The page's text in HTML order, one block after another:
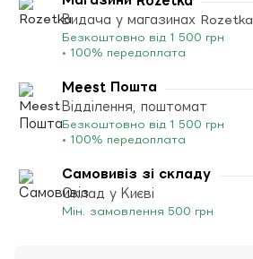
Видача у магазинах Rozetka
Безкоштовно від 1 500 грн
• 100% передоплата
Meest Пошта
Відділення, поштомат
Безкоштовно від 1 500 грн
• 100% передоплата
Самовивіз зі складу
Склад у Києві
Мін. замовлення 500 грн